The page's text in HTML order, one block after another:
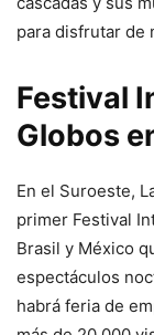
para disfrutar de
Festival
Globos
En el Suroeste,
primer Festival
Brasil y México
espectáculos
habrá feria de